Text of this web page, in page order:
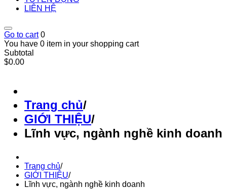
LIÊN HỆ
Go to cart 0
You have 0 item in your shopping cart
Subtotal
$0.00
Trang chủ/
GIỚI THIỆU/
Lĩnh vực, ngành nghề kinh doanh
Trang chủ/
GIỚI THIỆU/
Lĩnh vực, ngành nghề kinh doanh